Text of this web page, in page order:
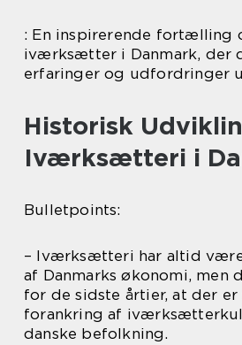
: En inspirerende fortælling
iværksætter i Danmark, der
erfaringer og udfordringer
Historisk
Iværksætteri i
Bulletpoints:
– Iværksætteri har altid
af Danmarks økonomi, men
for de sidste årtier, at der
forankring af
danske befolkning.